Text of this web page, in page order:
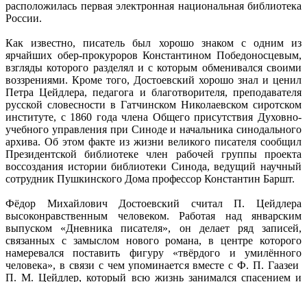
расположилась первая электронная национальная библиотека
России.
Как известно, писатель был хорошо знаком с одним из
ярчайших обер-прокуроров Константином Победоносцевым,
взгляды которого разделял и с которым обменивался своими
воззрениями. Кроме того, Достоевский хорошо знал и ценил
Петра Цейдлера, педагога и благотворителя, преподавателя
русской словесности в Гатчинском Николаевском сиротском
институте, с 1860 года члена Общего присутствия Духовно-
учебного управления при Синоде и начальника синодального
архива. Об этом факте из жизни великого писателя сообщил
Президентской библиотеке член рабочей группы проекта
воссоздания истории библиотеки Синода, ведущий научный
сотрудник Пушкинского Дома профессор Константин Баршт.
Фёдор Михайлович Достоевский считал П. Цейдлера
высоконравственным человеком. Работая над январским
выпуском «Дневника писателя», он делает ряд записей,
связанных с замыслом нового романа, в центре которого
намеревался поставить фигуру «твёрдого и умилённого
человека», в связи с чем упоминается вместе с Ф. П. Гаазеи
П. М. Цейдлер, который всю жизнь занимался спасением и